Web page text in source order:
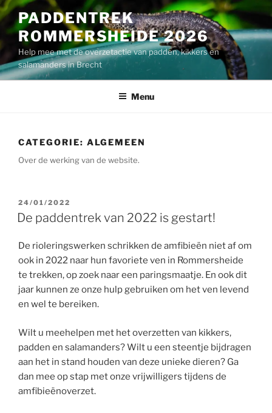
Ga
naar
de
inhoud
PADDENTREK
ROMMERSHEIDE 2026
Help mee met de overzetactie van padden, kikkers en
salamanders in Brecht
Menu
CATEGORIE: ALGEMEEN
Over de werking van de website.
GEPLAATST
OP
24/01/2022
De paddentrek van 2022 is gestart!
De rioleringswerken schrikken de amfibieën niet af om
ook in 2022 naar hun favoriete ven in Rommersheide
te trekken, op zoek naar een paringsmaatje. En ook dit
jaar kunnen ze onze hulp gebruiken om het ven levend
en wel te bereiken.
Wilt u meehelpen met het overzetten van kikkers,
padden en salamanders? Wilt u een steentje bijdragen
aan het in stand houden van deze unieke dieren? Ga
dan mee op stap met onze vrijwilligers tijdens de
amfibieënoverzet.